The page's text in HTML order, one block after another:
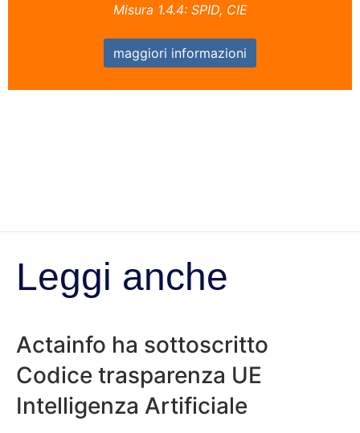
Misura 1.4.4: SPID, CIE
maggiori informazioni
Leggi anche
Actainfo ha sottoscritto
Codice trasparenza UE
Intelligenza Artificiale